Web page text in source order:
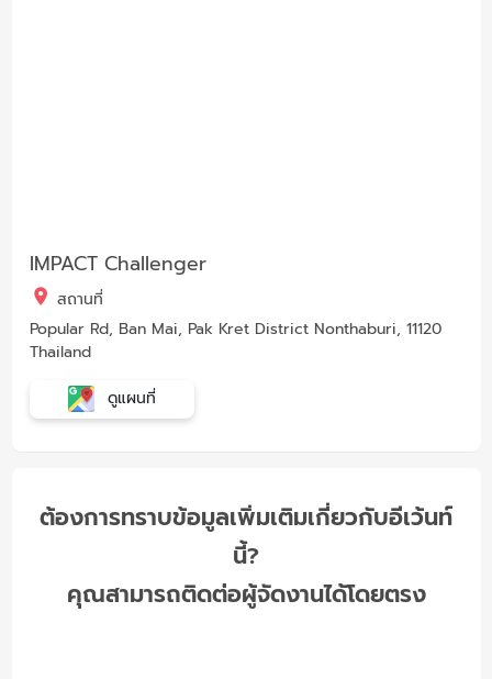
IMPACT Challenger
สถานที่
Popular Rd, Ban Mai, Pak Kret District Nonthaburi, 11120
Thailand
ดูแผนที่
ต้องการทราบข้อมูลเพิ่มเติมเกี่ยวกับอีเว้นท์
นี้?
คุณสามารถติดต่อผู้จัดงานได้โดยตรง